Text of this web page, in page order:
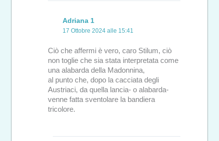
Adriana 1
17 Ottobre 2024 alle 15:41
Ciò che affermi è vero, caro Stilum, ciò
non toglie che sia stata interpretata come
una alabarda della Madonnina,
al punto che, dopo la cacciata degli
Austriaci, da quella lancia- o alabarda-
venne fatta sventolare la bandiera
tricolore.